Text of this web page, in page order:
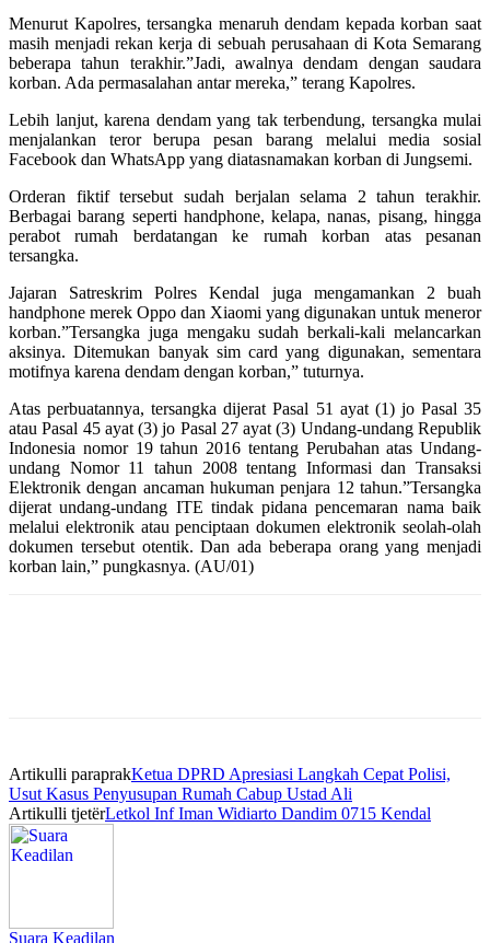
Menurut Kapolres, tersangka menaruh dendam kepada korban saat
masih menjadi rekan kerja di sebuah perusahaan di Kota Semarang
beberapa tahun terakhir.”Jadi, awalnya dendam dengan saudara
korban. Ada permasalahan antar mereka,” terang Kapolres.
Lebih lanjut, karena dendam yang tak terbendung, tersangka mulai
menjalankan teror berupa pesan barang melalui media sosial
Facebook dan WhatsApp yang diatasnamakan korban di Jungsemi.
Orderan fiktif tersebut sudah berjalan selama 2 tahun terakhir.
Berbagai barang seperti handphone, kelapa, nanas, pisang, hingga
perabot rumah berdatangan ke rumah korban atas pesanan
tersangka.
Jajaran Satreskrim Polres Kendal juga mengamankan 2 buah
handphone merek Oppo dan Xiaomi yang digunakan untuk meneror
korban.”Tersangka juga mengaku sudah berkali-kali melancarkan
aksinya. Ditemukan banyak sim card yang digunakan, sementara
motifnya karena dendam dengan korban,” tuturnya.
Atas perbuatannya, tersangka dijerat Pasal 51 ayat (1) jo Pasal 35
atau Pasal 45 ayat (3) jo Pasal 27 ayat (3) Undang-undang Republik
Indonesia nomor 19 tahun 2016 tentang Perubahan atas Undang-
undang Nomor 11 tahun 2008 tentang Informasi dan Transaksi
Elektronik dengan ancaman hukuman penjara 12 tahun.”Tersangka
dijerat undang-undang ITE tindak pidana pencemaran nama baik
melalui elektronik atau penciptaan dokumen elektronik seolah-olah
dokumen tersebut otentik. Dan ada beberapa orang yang menjadi
korban lain,” pungkasnya. (AU/01)
Artikulli paraprakKetua DPRD Apresiasi Langkah Cepat Polisi,
Usut Kasus Penyusupan Rumah Cabup Ustad Ali
Artikulli tjetërLetkol Inf Iman Widiarto Dandim 0715 Kendal
Suara Keadilan